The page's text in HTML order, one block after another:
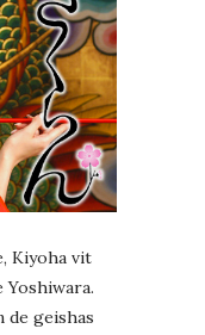
Kiyoha vit
de geishas